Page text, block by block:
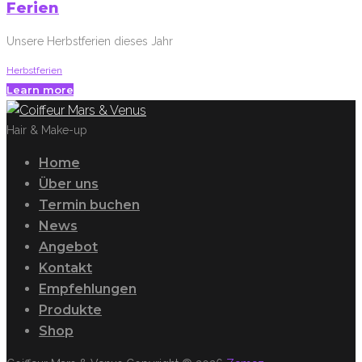
Ferien
Unsere Herbstferien dieses Jahr
Herbstferien
Learn more
Facebook
Twitter
Google+
Hair & Make-up
Home
Über uns
Termin buchen
News
Angebot
Kontakt
Empfehlungen
Produkte
Shop